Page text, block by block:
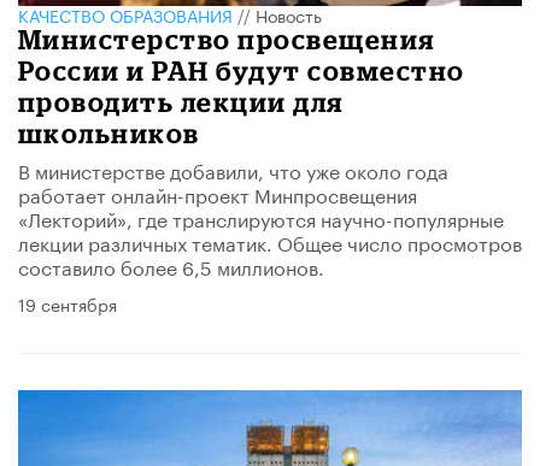
КАЧЕСТВО ОБРАЗОВАНИЯ//Новость
Министерство просвещения
России и РАН будут совместно
проводить лекции для
школьников
В министерстве добавили, что уже около года
работает онлайн-проект Минпросвещения
«Лекторий», где транслируются научно-популярные
лекции различных тематик. Общее число просмотров
составило более 6,5 миллионов.
19 сентября